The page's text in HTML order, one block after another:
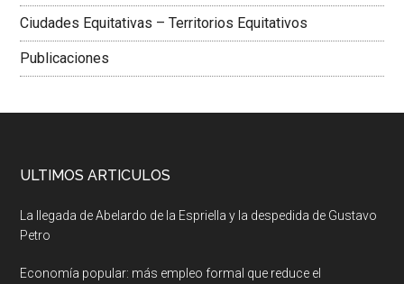
Ciudades Equitativas – Territorios Equitativos
Publicaciones
ULTIMOS ARTICULOS
La llegada de Abelardo de la Espriella y la despedida de Gustavo
Petro
Economía popular: más empleo formal que reduce el